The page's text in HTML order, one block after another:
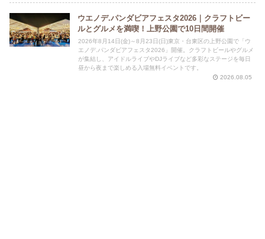
ウエノデ.パンダビアフェスタ2026｜クラフトビー
ルとグルメを満喫！上野公園で10日間開催
2026年8月14日(金)～8月23日(日)東京・台東区の上野公園で「ウ
エノデ.パンダビアフェスタ2026」開催。クラフトビールやグルメ
が集結し、アイドルライブやDJライブなど多彩なステージを毎日
昼から夜まで楽しめる入場無料イベントです。
2026.08.05